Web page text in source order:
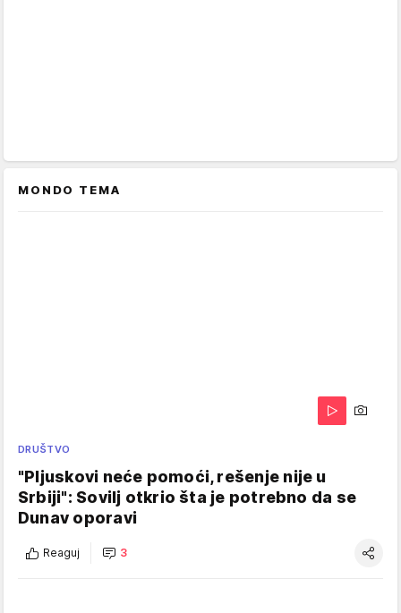
MONDO TEMA
DRUŠTVO
"Pljuskovi neće pomoći, rešenje nije u
Srbiji": Sovilj otkrio šta je potrebno da se
Dunav oporavi
Reaguj 3